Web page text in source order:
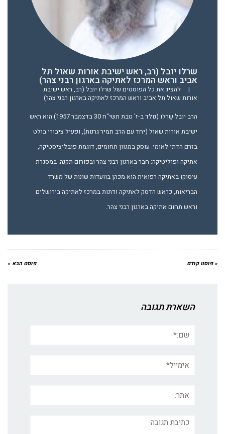
שרלו יובל (רב, ראש ישיבת אורות שאול תל
אביב וראש המרכז לאתיקה בארגון רבני צהר)
|
להציג את כל הפוסטים של שרלו יובל (רב, ראש ישיבת
אורות שאול תל אביב וראש המרכז לאתיקה בארגון רבני צהר)
הרב יובל שֶרְלוֹ (נולד ב-ז' טבת תשי"ח 30 בדצמבר 1957) הוא ראש
ישיבת אורות שאול (יחד עם הרב תמיר גרנות), ופעיל ציבורי בולט
בזרם הדתי לאומי. עוסק במגוון תחומים, דוגמת פובליציסטיקה,
אתיקה ופוליטיקה; חבר בארגון רבני צהר ובפורום תקנה. במסגרת
עיסוקו באתיקה רפואית הוא מכהן בוועדות שונות של משרד
הבריאות, כראש הדסק לאתיקה ודתות במרכז לאתיקה בירושלים
וראש תחום אתיקה בארגון רבני צהר.
« פוסט קודם פוסט הבא »
השארת תגובה
תגובה